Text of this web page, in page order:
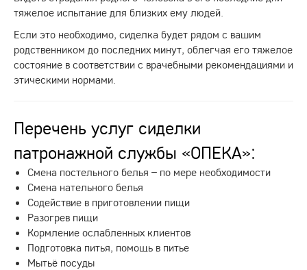
тяжелое испытание для близких ему людей.
Если это необходимо, сиделка будет рядом с вашим
родственником до последних минут, облегчая его тяжелое
состояние в соответствии с врачебными рекомендациями и
этическими нормами.
Перечень услуг сиделки
патронажной службы «ОПЕКА»:
Смена постельного белья – по мере необходимости
Смена нательного белья
Содействие в приготовлении пищи
Разогрев пищи
Кормление ослабленных клиентов
Подготовка питья, помощь в питье
Мытьё посуды